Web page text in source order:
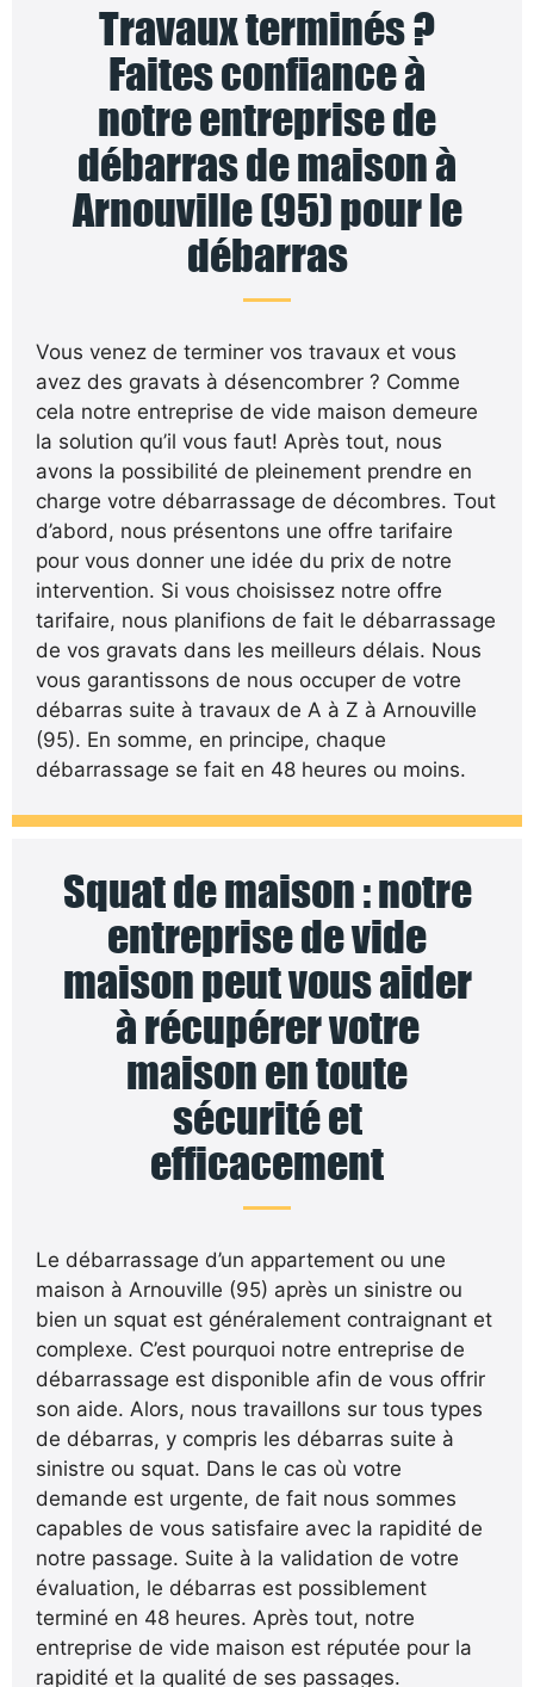
Travaux terminés ?
Faites confiance à
notre entreprise de
débarras de maison à
Arnouville (95) pour le
débarras
Vous venez de terminer vos travaux et vous
avez des gravats à désencombrer ? Comme
cela notre entreprise de vide maison demeure
la solution qu’il vous faut! Après tout, nous
avons la possibilité de pleinement prendre en
charge votre débarrassage de décombres. Tout
d’abord, nous présentons une offre tarifaire
pour vous donner une idée du prix de notre
intervention. Si vous choisissez notre offre
tarifaire, nous planifions de fait le débarrassage
de vos gravats dans les meilleurs délais. Nous
vous garantissons de nous occuper de votre
débarras suite à travaux de A à Z à Arnouville
(95). En somme, en principe, chaque
débarrassage se fait en 48 heures ou moins.
Squat de maison : notre
entreprise de vide
maison peut vous aider
à récupérer votre
maison en toute
sécurité et
efficacement
Le débarrassage d’un appartement ou une
maison à Arnouville (95) après un sinistre ou
bien un squat est généralement contraignant et
complexe. C’est pourquoi notre entreprise de
débarrassage est disponible afin de vous offrir
son aide. Alors, nous travaillons sur tous types
de débarras, y compris les débarras suite à
sinistre ou squat. Dans le cas où votre
demande est urgente, de fait nous sommes
capables de vous satisfaire avec la rapidité de
notre passage. Suite à la validation de votre
évaluation, le débarras est possiblement
terminé en 48 heures. Après tout, notre
entreprise de vide maison est réputée pour la
rapidité et la qualité de ses passages.